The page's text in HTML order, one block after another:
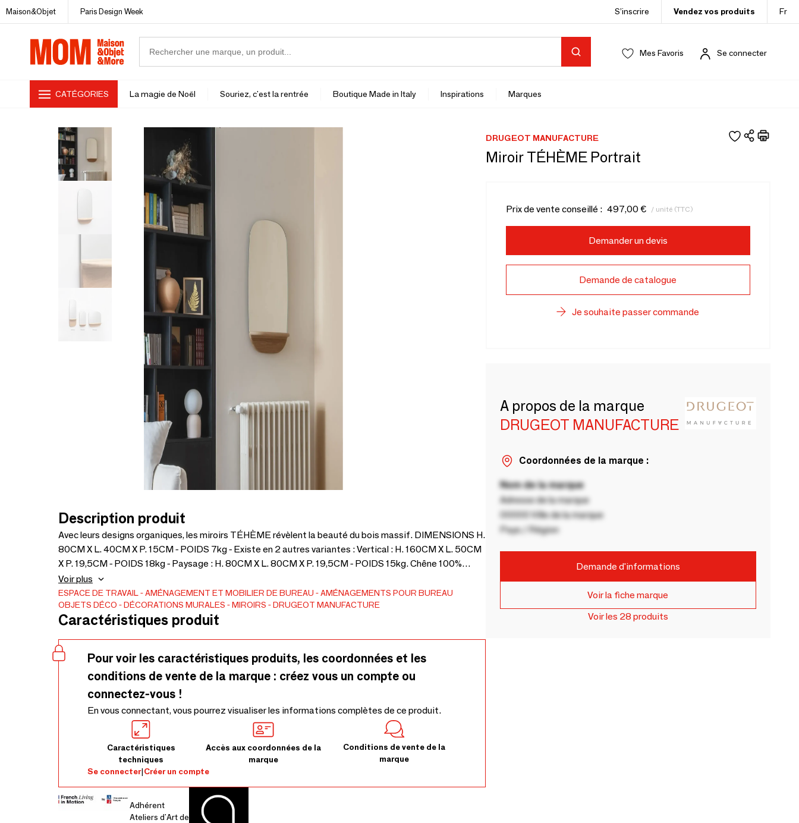
Maison&Objet Paris Design Week S’inscrire Vendez vos produits Fr
Mes Favoris Se connecter
CATÉGORIES La magie de Noël Souriez, c'est la rentrée Boutique Made in Italy Inspirations Marques
Description produit
Avec leurs designs organiques, les miroirs TÉHÈME révèlent la beauté du bois massif. DIMENSIONS H.
80CM X L. 40CM X P. 15CM - POIDS 7kg - Existe en 2 autres variantes : Vertical : H. 160CM X L. 50CM
X P. 19,5CM - POIDS 18kg - Paysage : H. 80CM X L. 80CM X P. 19,5CM - POIDS 15kg. Chêne 100%
massif issu de forêts françaises gérées durablement - FINITION Vernis mat - INSTALLATION Fixation
au mur avec un rail fourni. Visserie non fournie. À adapter en fonction de votre mur (placo, brique,
pierre…) Fabriqués en Anjou, France
Voir plus
ESPACE DE TRAVAIL AMÉNAGEMENT ET MOBILIER DE BUREAU
AMÉNAGEMENTS POUR BUREAU
OBJETS DÉCO
DÉCORATIONS MURALES MIROIRS DRUGEOT MANUFACTURE
Caractéristiques produit
Pour voir les caractéristiques produits, les coordonnées et les
conditions de vente de la marque : créez vous un compte ou
connectez-vous !
En vous connectant, vous pourrez visualiser les informations complètes de ce produit.
Caractéristiques
techniques
Accès aux coordonnées de la
marque
Conditions de vente de la
marque
Se connecter|Créer un compte
Adhérent
Ateliers d'Art de
DRUGEOT MANUFACTURE
Miroir TÉHÈME Portrait
Prix de vente conseillé : 497,00 € / unité (TTC)
Demander un devis
Demande de catalogue
Je souhaite passer commande
A propos de la marque
DRUGEOT MANUFACTURE
Coordonnées de la marque :
Nom de la marque
Adresse de la marque
00000 Ville de la marque
Pays / Région
Demande d'informations
Voir la fiche marque
Voir les 28 produits